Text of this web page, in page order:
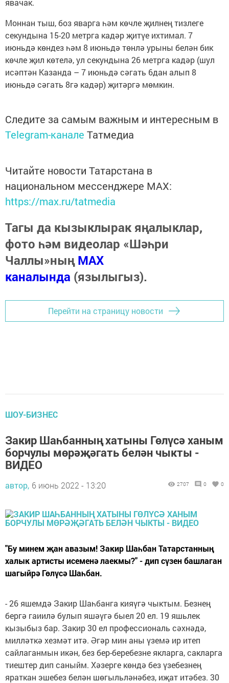
явачак.
Моннан тыш, боз яварга һәм көчле җилнең тизлеге
секундына 15-20 метрга кадәр җитүе ихтимал. 7
июньдә көндез һәм 8 июньдә төнлә урыны белән бик
көчле җил көтелә, ул секундына 26 метрга кадәр (шул
исәптән Казанда – 7 июньдә сәгать 6дан алып 8
июньдә сәгать 8гә кадәр) җитәргә мөмкин.
Следите за самым важным и интересным в
Telegram-канале Татмедиа
Читайте новости Татарстана в
национальном мессенджере MАХ:
https://max.ru/tatmedia
Тагы да кызыклырак яңалыклар,
фото һәм видеолар «Шәһри
Чаллы»ныңMAX
каналында (язылыгыз).
Перейти на страницу новости
ШОУ-БИЗНЕС
Закир Шаһбанның хатыны Гөлүсә ханым
борчулы мөрәҗәгать белән чыкты -
ВИДЕО
автор, 6 июнь 2022 - 13:20 2707 0 0
"Бу минем җан авазым! Закир Шаһбан Татарстанның
халык артисты исеменә лаекмы?" - дип сүзен башлаган
шагыйрә Гөлүсә Шаһбан.
- 26 яшемдә Закир Шаһбанга кияүгә чыктым. Безнең
бергә гаиилә булып яшәүгә быел 20 ел. 19 яшьлек
кызыбыз бар. Закир 30 ел профессиональ сәхнәдә,
милләткә хезмәт итә. Әгәр мин аны үземә ир итеп
сайлаганмын икән, без бер-беребезне якларга, сакларга
тиештер дип саныйм. Хәзерге көндә без үзебезнең
яраткан эшебез белән шөгыльләнәбез, иҗат итәбез. 30